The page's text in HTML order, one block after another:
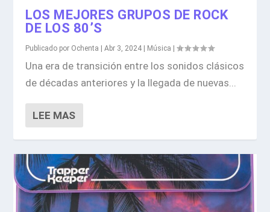
LOS MEJORES GRUPOS DE ROCK
DE LOS 80’S
Publicado por Ochenta |Abr 3, 2024 | Música |
Una era de transición entre los sonidos clásicos
de décadas anteriores y la llegada de nuevas...
LEE MAS